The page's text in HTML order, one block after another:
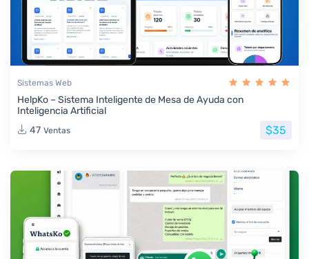
Sistemas Web
HelpKo – Sistema Inteligente de Mesa de Ayuda con
Inteligencia Artificial
47 Ventas $35